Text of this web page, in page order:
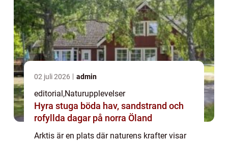
02 juli 2026 admin
editorial,Naturupplevelser
Hyra stuga böda hav, sandstrand och
rofyllda dagar på norra Öland
Arktis är en plats där naturens krafter visar